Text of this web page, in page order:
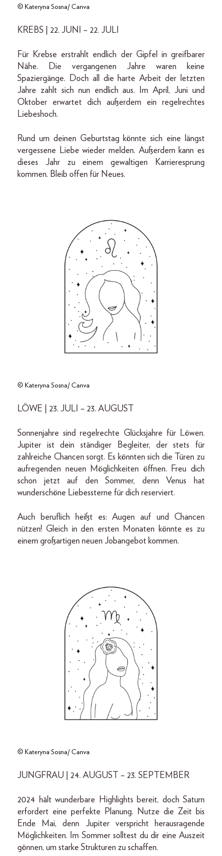
© Kateryna Sosna/ Canva
KREBS | 22. JUNI – 22. JULI
Für Krebse erstrahlt endlich der Gipfel in greifbarer
Nähe. Die vergangenen Jahre waren keine
Spaziergänge. Doch all die harte Arbeit der letzten
Jahre zahlt sich nun endlich aus. Im April, Juni und
Oktober erwartet dich außerdem ein regelrechtes
Liebeshoch.
Rund um deinen Geburtstag könnte sich eine längst
vergessene Liebe wieder melden. Außerdem kann es
dieses Jahr zu einem gewaltigen Karrieresprung
kommen. Bleib offen für Neues.
© Kateryna Sosna/ Canva
LÖWE | 23. JULI – 23. AUGUST
Sonnenjahre sind regelrechte Glücksjahre für Löwen.
Jupiter ist dein ständiger Begleiter, der stets für
zahlreiche Chancen sorgt. Es könnten sich die Türen zu
aufregenden neuen Möglichkeiten öffnen. Freu dich
schon jetzt auf den Sommer, denn Venus hat
wunderschöne Liebessterne für dich reserviert.
Auch beruflich heißt es: Augen auf und Chancen
nützen! Gleich in den ersten Monaten könnte es zu
einem großartigen neuen Jobangebot kommen.
© Kateryna Sosna/ Canva
JUNGFRAU | 24. AUGUST – 23. SEPTEMBER
2024 hält wunderbare Highlights bereit, doch Saturn
erfordert eine perfekte Planung. Nutze die Zeit bis
Ende Mai, denn Jupiter verspricht herausragende
Möglichkeiten. Im Sommer solltest du dir eine Auszeit
gönnen, um starke Strukturen zu schaffen.